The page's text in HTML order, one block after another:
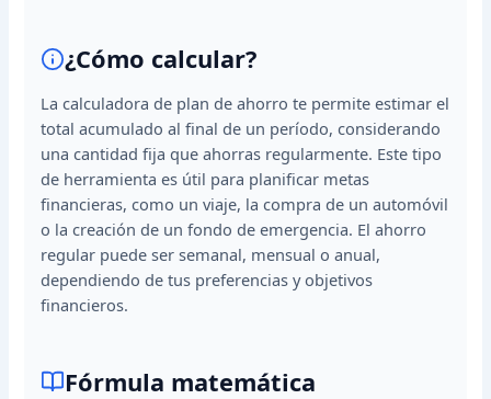
¿Cómo calcular?
La calculadora de plan de ahorro te permite estimar el
total acumulado al final de un período, considerando
una cantidad fija que ahorras regularmente. Este tipo
de herramienta es útil para planificar metas
financieras, como un viaje, la compra de un automóvil
o la creación de un fondo de emergencia. El ahorro
regular puede ser semanal, mensual o anual,
dependiendo de tus preferencias y objetivos
financieros.
Fórmula matemática